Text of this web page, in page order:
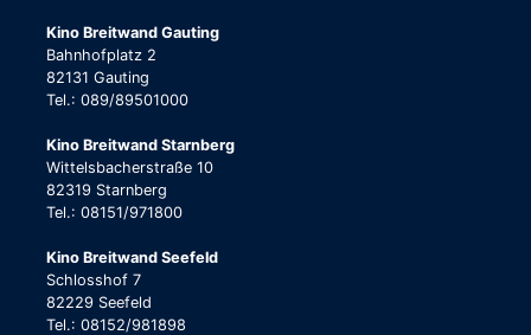
Kino Breitwand Gauting
Bahnhofplatz 2
82131 Gauting
Tel.: 089/89501000
Kino Breitwand Starnberg
Wittelsbacherstraße 10
82319 Starnberg
Tel.: 08151/971800
Kino Breitwand Seefeld
Schlosshof 7
82229 Seefeld
Tel.: 08152/981898